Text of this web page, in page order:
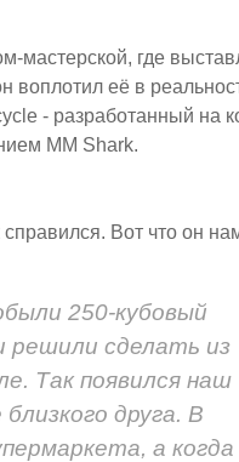
мастерской, где
воплотил её в
- разработанный на
MM Shark.
Вот что он
250-кубовый
решили сделать из
Так появился наш
друга. В
а когда